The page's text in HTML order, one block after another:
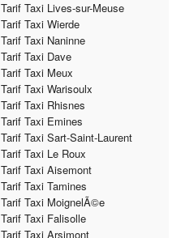
Tarif Taxi Lives-sur-Meuse
Tarif Taxi Wierde
Tarif Taxi Naninne
Tarif Taxi Dave
Tarif Taxi Meux
Tarif Taxi Warisoulx
Tarif Taxi Rhisnes
Tarif Taxi Emines
Tarif Taxi Sart-Saint-Laurent
Tarif Taxi Le Roux
Tarif Taxi Aisemont
Tarif Taxi Tamines
Tarif Taxi MoignelÃ©e
Tarif Taxi Falisolle
Tarif Taxi Arsimont